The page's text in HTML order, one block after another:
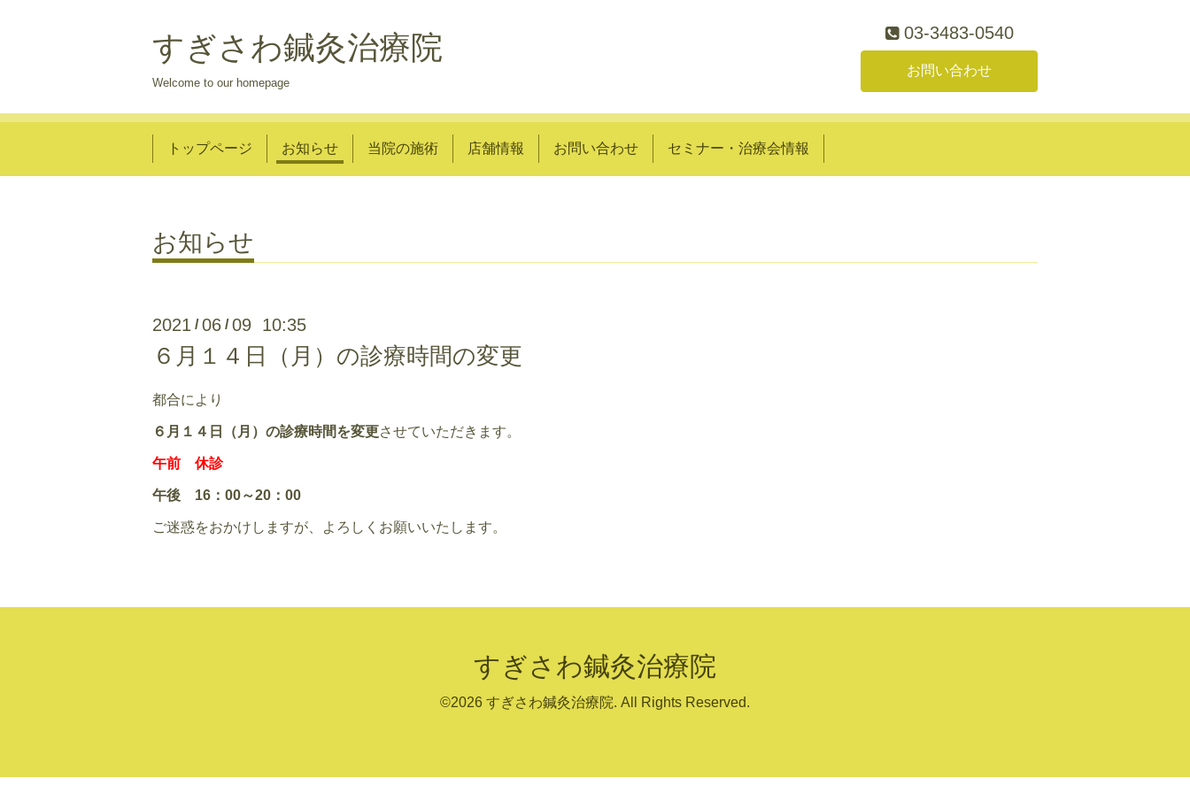
すぎさわ鍼灸治療院
Welcome to our homepage
03-3483-0540
お問い合わせ
トップページ お知らせ 当院の施術 店舗情報 お問い合わせ セミナー・治療会情報
お知らせ
2021 /06 /09 10:35
６月１４日（月）の診療時間の変更
都合により
６月１４日（月）の診療時間を変更させていただきます。
午前 休診
午後 16：00～20：00
ご迷惑をおかけしますが、よろしくお願いいたします。
すぎさわ鍼灸治療院
©2026 すぎさわ鍼灸治療院. All Rights Reserved.